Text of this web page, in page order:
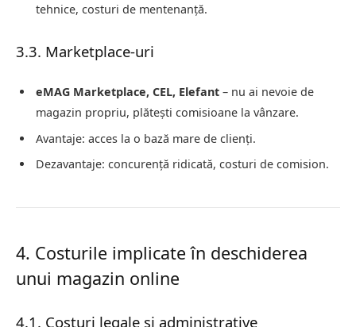
tehnice, costuri de mentenanță.
3.3. Marketplace-uri
eMAG Marketplace, CEL, Elefant – nu ai nevoie de
magazin propriu, plătești comisioane la vânzare.
Avantaje: acces la o bază mare de clienți.
Dezavantaje: concurență ridicată, costuri de comision.
4. Costurile implicate în deschiderea
unui magazin online
4.1. Costuri legale și administrative